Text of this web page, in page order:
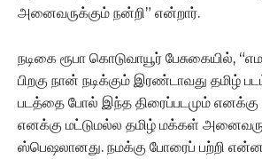
அனைவருக்கும் நன்றி” என்றார்.
நடிகை ரூபா கொடுவாயூர் பேசுகையில்,
பிறகு நான் நடிக்கும் இரண்டாவது தமிழ்
படத்தை போல் இந்த திரைப்படமும்
எனக்கு மட்டுமல்ல தமிழ் மக்கள்
ஸ்பெஷலானது. நமக்கு போரைப் பற்றி என்ன